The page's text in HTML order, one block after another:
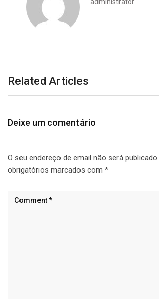
Related Articles
Deixe um comentário
O seu endereço de email não será publicado.
obrigatórios marcados com *